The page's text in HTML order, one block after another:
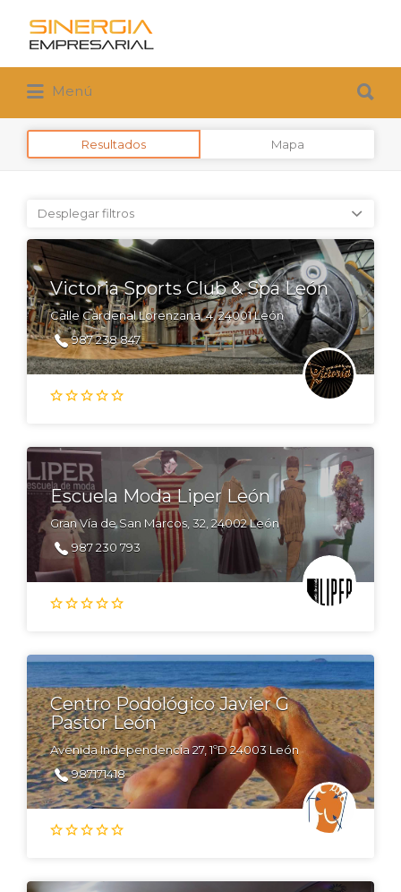
Buscar
por:
Menú
por:
Resultados Mapa
Desplegar filtros
Victoria Sports Club & Spa León
Calle Cardenal Lorenzana, 4, 24001 León
987 238 847
Escuela Moda Liper León
Gran Vía de San Marcos, 32, 24002 León
987 230 793
Centro Podológico Javier G
Pastor León
Avenida Independencia 27, 1ºD 24003 León
987171418